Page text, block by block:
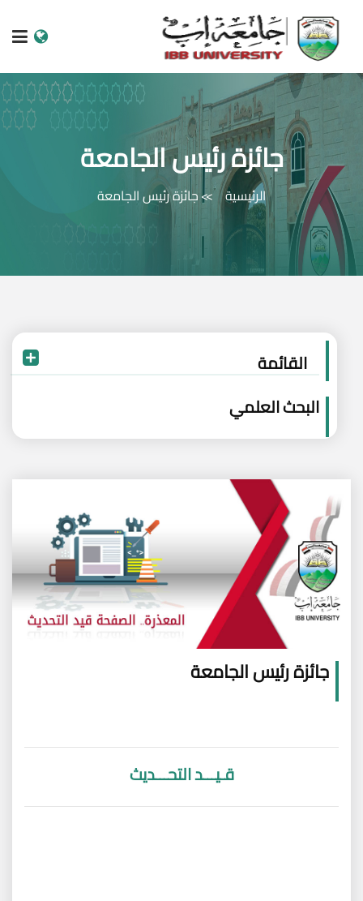
الرئيسية
عن الجامعة
البرامج الاكاديمية
خدمات الطالب
الكليات والمراكز
البحث العلمي
جائزة رئيس الجامعة
الرئيسية جائزة رئيس الجامعة
القائمة
البحث العلمي
جائزة رئيس الجامعة
قـيـــد التحـــديث